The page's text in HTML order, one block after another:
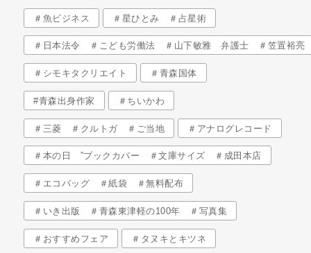
＃魚ビジネス ＃星ひとみ ＃占星術
＃日本法令 ＃こども労働法 ＃山下敏雅 弁護士 ＃笠置裕亮
＃シモキタクリエイト ＃青森国体
#青森出身作家 ＃ちいかわ
＃三菱 ＃クルトガ ＃ご当地 ＃アナログレコード
＃本の日 ”ブックカバー ＃文庫サイズ ＃成田本店
＃エコバッグ ＃紙袋 ＃無料配布
＃いき出版 ＃青森東津軽の100年 ＃写真集
＃おすすめフェア ＃タヌキとキツネ